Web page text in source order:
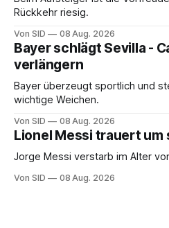
Rückkehr riesig.
Von SID 08 Aug. 2026
Bayer schlägt Sevilla -
verlängern
Bayer überzeugt sportlich und
wichtige Weichen.
Von SID 08 Aug. 2026
Lionel Messi trauert um
Jorge Messi verstarb im Alter
Von SID 08 Aug. 2026